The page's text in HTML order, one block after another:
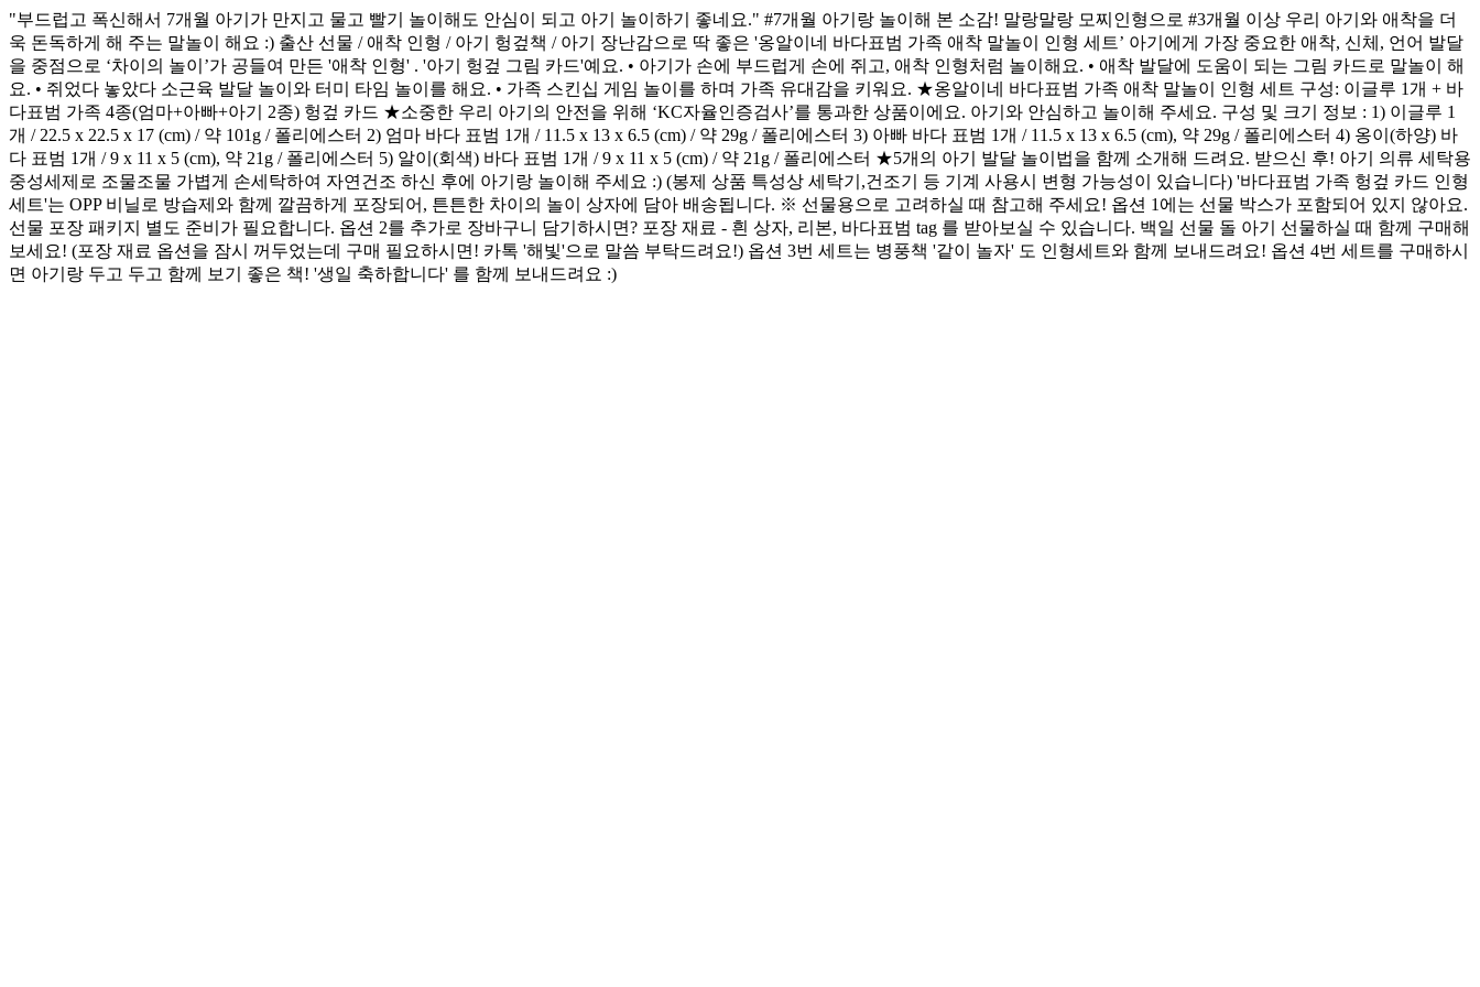
"부드럽고 폭신해서 7개월 아기가 만지고 물고 빨기 놀이해도 안심이 되고 아기 놀이하기 좋네요." #7개월 아기랑 놀이해 본 소감! 말랑말랑 모찌인형으로 #3개월 이상 우리 아기와 애착을 더
욱 돈독하게 해 주는 말놀이 해요 :) 출산 선물 / 애착 인형 / 아기 헝겊책 / 아기 장난감으로 딱 좋은 '옹알이네 바다표범 가족 애착 말놀이 인형 세트’ 아기에게 가장 중요한 애착, 신체, 언어 발달
을 중점으로 ‘차이의 놀이’가 공들여 만든 '애착 인형' . '아기 헝겊 그림 카드'예요. • 아기가 손에 부드럽게 손에 쥐고, 애착 인형처럼 놀이해요. • 애착 발달에 도움이 되는 그림 카드로 말놀이 해
요. • 쥐었다 놓았다 소근육 발달 놀이와 터미 타임 놀이를 해요. • 가족 스킨십 게임 놀이를 하며 가족 유대감을 키워요. ★옹알이네 바다표범 가족 애착 말놀이 인형 세트 구성: 이글루 1개 + 바
다표범 가족 4종(엄마+아빠+아기 2종) 헝겊 카드 ★소중한 우리 아기의 안전을 위해 ‘KC자율인증검사’를 통과한 상품이에요. 아기와 안심하고 놀이해 주세요. 구성 및 크기 정보 : 1) 이글루 1
개 / 22.5 x 22.5 x 17 (cm) / 약 101g / 폴리에스터 2) 엄마 바다 표범 1개 / 11.5 x 13 x 6.5 (cm) / 약 29g / 폴리에스터 3) 아빠 바다 표범 1개 / 11.5 x 13 x 6.5 (cm), 약 29g / 폴리에스터 4) 옹이(하양) 바
다 표범 1개 / 9 x 11 x 5 (cm), 약 21g / 폴리에스터 5) 알이(회색) 바다 표범 1개 / 9 x 11 x 5 (cm) / 약 21g / 폴리에스터 ★5개의 아기 발달 놀이법을 함께 소개해 드려요. 받으신 후! 아기 의류 세탁용
중성세제로 조물조물 가볍게 손세탁하여 자연건조 하신 후에 아기랑 놀이해 주세요 :) (봉제 상품 특성상 세탁기,건조기 등 기계 사용시 변형 가능성이 있습니다) '바다표범 가족 헝겊 카드 인형
세트'는 OPP 비닐로 방습제와 함께 깔끔하게 포장되어, 튼튼한 차이의 놀이 상자에 담아 배송됩니다. ※ 선물용으로 고려하실 때 참고해 주세요! 옵션 1에는 선물 박스가 포함되어 있지 않아요.
선물 포장 패키지 별도 준비가 필요합니다. 옵션 2를 추가로 장바구니 담기하시면? 포장 재료 - 흰 상자, 리본, 바다표범 tag 를 받아보실 수 있습니다. 백일 선물 돌 아기 선물하실 때 함께 구매해
보세요! (포장 재료 옵션을 잠시 꺼두었는데 구매 필요하시면! 카톡 '해빛'으로 말씀 부탁드려요!) 옵션 3번 세트는 병풍책 '같이 놀자' 도 인형세트와 함께 보내드려요! 옵션 4번 세트를 구매하시
면 아기랑 두고 두고 함께 보기 좋은 책! '생일 축하합니다' 를 함께 보내드려요 :)